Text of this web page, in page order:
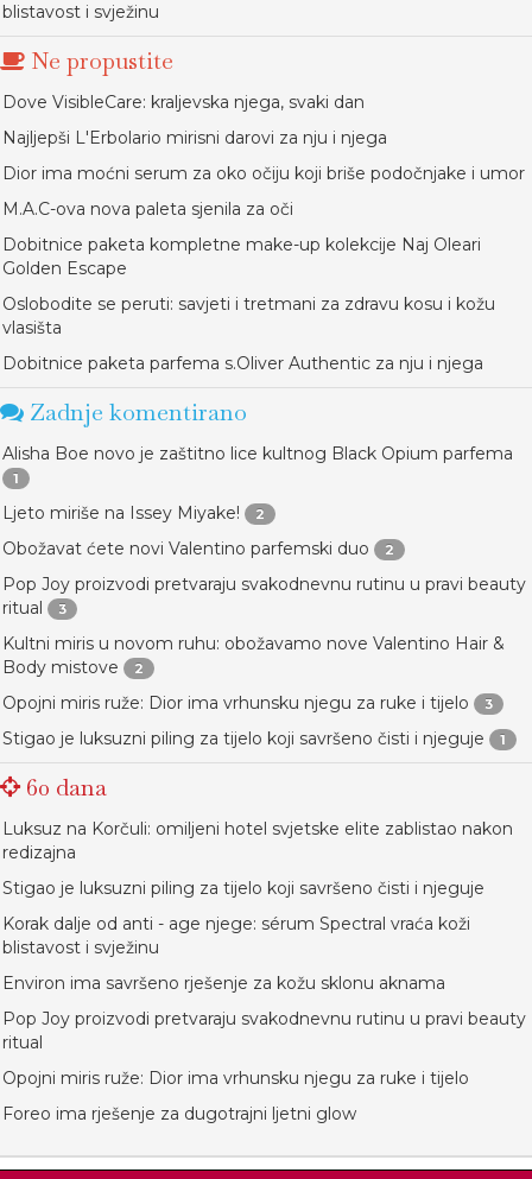
blistavost i svježinu
Ne propustite
Dove VisibleCare: kraljevska njega, svaki dan
Najljepši L'Erbolario mirisni darovi za nju i njega
Dior ima moćni serum za oko očiju koji briše podočnjake i umor
M.A.C-ova nova paleta sjenila za oči
Dobitnice paketa kompletne make-up kolekcije Naj Oleari
Golden Escape
Oslobodite se peruti: savjeti i tretmani za zdravu kosu i kožu
vlasišta
Dobitnice paketa parfema s.Oliver Authentic za nju i njega
Zadnje komentirano
Alisha Boe novo je zaštitno lice kultnog Black Opium parfema
1
Ljeto miriše na Issey Miyake! 2
Obožavat ćete novi Valentino parfemski duo 2
Pop Joy proizvodi pretvaraju svakodnevnu rutinu u pravi beauty
ritual
3
Kultni miris u novom ruhu: obožavamo nove Valentino Hair &
Body mistove
2
Opojni miris ruže: Dior ima vrhunsku njegu za ruke i tijelo 3
Stigao je luksuzni piling za tijelo koji savršeno čisti i njeguje 1
60 dana
Luksuz na Korčuli: omiljeni hotel svjetske elite zablistao nakon
redizajna
Stigao je luksuzni piling za tijelo koji savršeno čisti i njeguje
Korak dalje od anti - age njege: sérum Spectral vraća koži
blistavost i svježinu
Environ ima savršeno rješenje za kožu sklonu aknama
Pop Joy proizvodi pretvaraju svakodnevnu rutinu u pravi beauty
ritual
Opojni miris ruže: Dior ima vrhunsku njegu za ruke i tijelo
Foreo ima rješenje za dugotrajni ljetni glow